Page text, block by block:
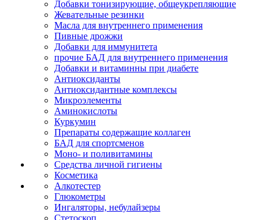
Добавки тонизирующие, общеукрепляющие
Жевательные резинки
Масла для внутреннего применения
Пивные дрожжи
Добавки для иммунитета
прочие БАД для внутреннего применения
Добавки и витаминны при диабете
Антиоксиданты
Антиоксидантные комплексы
Микроэлементы
Аминокислоты
Куркумин
Препараты содержащие коллаген
БАД для спортсменов
Моно- и поливитамины
Средства личной гигиены
Косметика
Алкотестер
Глюкометры
Ингаляторы, небулайзеры
Стетоскоп